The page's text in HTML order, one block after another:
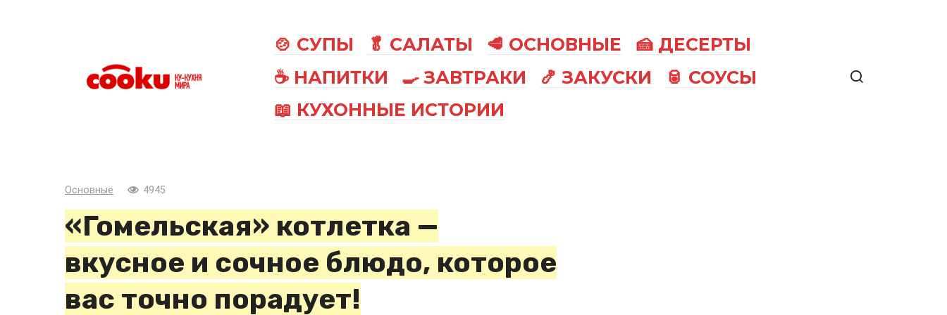
🍲 СУПЫ 🥬 САЛАТЫ 🥩 ОСНОВНЫЕ
🍰 ДЕСЕРТЫ
☕ НАПИТКИ
🍳 ЗАВТРАКИ 🍤 ЗАКУСКИ
🥫 СОУСЫ
📖 КУХОННЫЕ ИСТОРИИ
Основные 4945
«Гомельская» котлетка —
вкусное и сочное блюдо, которое
вас точно порадует!